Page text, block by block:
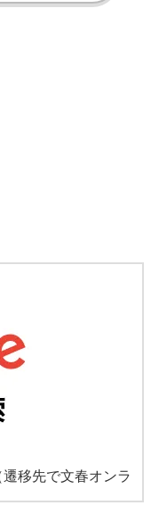
遷移先で文春オンラ